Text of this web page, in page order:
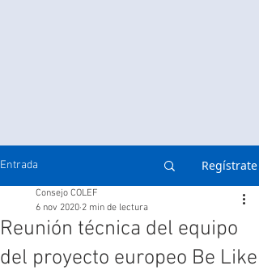
Entrada Regístrate
Reunión técnica del equipo
del proyecto europeo Be Like
Consejo COLEF
6 nov 2020 2 min de lectura